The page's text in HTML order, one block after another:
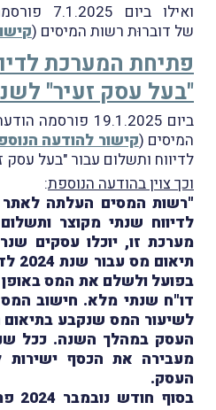
ואילו
של דוברוּת רשות המיסים (
פתיחת המערכת
"בעל עסק זעיר" לשנת
ביום 19.1.2025
המיסים (קישור להודעה
לדיווח ותשלום עבור "בעל עסק
וכך צוין בהודעה הנוספת:
"רשות המסים העלתה
לדיווח שנתי מקוצר
מערכת זו, יוכלו עסקים
בפועל ולשלם את המס
דו"ח שנתי מלא. חישוב
לשיעור המס שנקבע
העסק במהלך השנה. ככל
מעבירה את הכסף
העסק.